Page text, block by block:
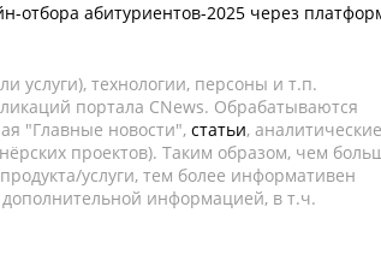
отбора абитуриентов-2025 через
услуги), технологии, персоны и т.п.
портала CNews. Обрабатываются
"Главные новости", статьи, аналитические
проектов). Таким образом, чем
услуги, тем более информативен
информацией, в т.ч.